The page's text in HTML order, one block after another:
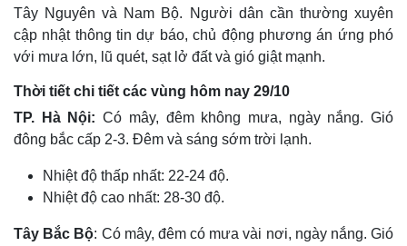
Tây Nguyên và Nam Bộ. Người dân cần thường xuyên
cập nhật thông tin dự báo, chủ động phương án ứng phó
với mưa lớn, lũ quét, sạt lở đất và gió giật mạnh.
Thời tiết chi tiết các vùng hôm nay 29/10
TP. Hà Nội: Có mây, đêm không mưa, ngày nắng. Gió
đông bắc cấp 2-3. Đêm và sáng sớm trời lạnh.
Nhiệt độ thấp nhất: 22-24 độ.
Nhiệt độ cao nhất: 28-30 độ.
Tây Bắc Bộ: Có mây, đêm có mưa vài nơi, ngày nắng. Gió